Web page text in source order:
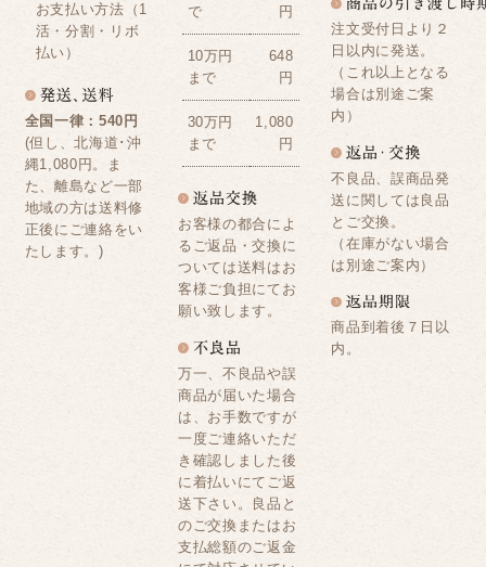
お支払い方法（1
活・分割・リボ
払い）
全国一律：540円
(但し、北海道･沖
縄1,080円。ま
た、離島など一部
地域の方は送料修
正後にご連絡をい
たします。)
で
円
10万円
まで
648
円
30万円
まで
1,080
円
お客様の都合によ
るご返品・交換に
ついては送料はお
客様ご負担にてお
願い致します。
万一、不良品や誤
商品が届いた場合
は、お手数ですが
一度ご連絡いただ
き確認しました後
に着払いにてご返
送下さい。良品と
のご交換またはお
支払総額のご返金
注文受付日より２
日以内に発送。
（これ以上となる
場合は別途ご案
内）
不良品、誤商品発
送に関しては良品
とご交換。
（在庫がない場合
は別途ご案内）
商品到着後７日以
内。